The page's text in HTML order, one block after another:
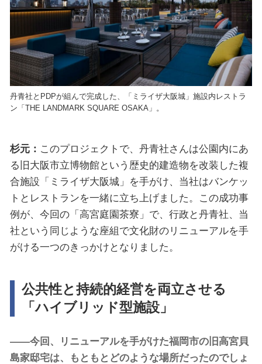
丹青社とPDPが組んで完成した、「ミライザ大阪城」施設内レストラ
ン「THE LANDMARK SQUARE OSAKA」。
杉元： このプロジェクトで、丹青社さんは公園内にあ
る旧大阪市立博物館という歴史的建造物を改装した複
合施設「ミライザ大阪城」を手がけ、当社はバンケッ
トとレストランを一緒に立ち上げました。この成功事
例が、今回の「高宮庭園茶寮」で、行政と丹青社、当
社という同じような座組で文化財のリニューアルを手
がける一つのきっかけとなりました。
公共性と持続的経営を両立させる
「ハイブリッド型施設」
――今回、リニューアルを手がけた福岡市の旧高宮貝
島家邸宅は、もともとどのような場所だったのでしょ